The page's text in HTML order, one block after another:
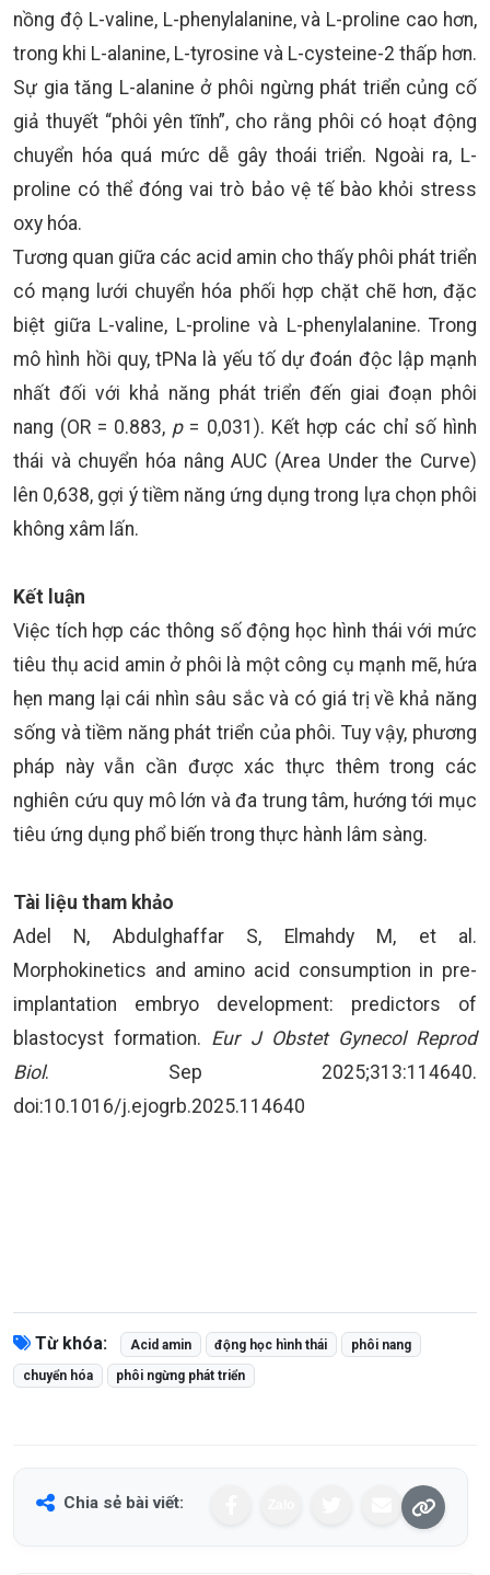
nồng độ L-valine, L-phenylalanine, và L-proline cao hơn,
trong khi L-alanine, L-tyrosine và L-cysteine-2 thấp hơn.
Sự gia tăng L-alanine ở phôi ngừng phát triển củng cố
giả thuyết “phôi yên tĩnh”, cho rằng phôi có hoạt động
chuyển hóa quá mức dễ gây thoái triển. Ngoài ra, L-
proline có thể đóng vai trò bảo vệ tế bào khỏi stress
oxy hóa.
Tương quan giữa các acid amin cho thấy phôi phát triển
có mạng lưới chuyển hóa phối hợp chặt chẽ hơn, đặc
biệt giữa L-valine, L-proline và L-phenylalanine. Trong
mô hình hồi quy, tPNa là yếu tố dự đoán độc lập mạnh
nhất đối với khả năng phát triển đến giai đoạn phôi
nang (OR = 0.883, p= 0,031). Kết hợp các chỉ số hình
thái và chuyển hóa nâng AUC (Area Under the Curve)
lên 0,638, gợi ý tiềm năng ứng dụng trong lựa chọn phôi
không xâm lấn.
Kết luận
Việc tích hợp các thông số động học hình thái với mức
tiêu thụ acid amin ở phôi là một công cụ mạnh mẽ, hứa
hẹn mang lại cái nhìn sâu sắc và có giá trị về khả năng
sống và tiềm năng phát triển của phôi. Tuy vậy, phương
pháp này vẫn cần được xác thực thêm trong các
nghiên cứu quy mô lớn và đa trung tâm, hướng tới mục
tiêu ứng dụng phổ biến trong thực hành lâm sàng.
Tài liệu tham khảo
Adel N, Abdulghaffar S, Elmahdy M, et al.
Morphokinetics and amino acid consumption in pre-
implantation embryo development: predictors of
blastocyst formation. Eur J Obstet Gynecol Reprod
Biol. Sep 2025;313:114640.
doi:10.1016/j.ejogrb.2025.114640
Từ khóa: Acid amin động học hình thái phôi nang
chuyển hóa phôi ngừng phát triển
Chia sẻ bài viết: